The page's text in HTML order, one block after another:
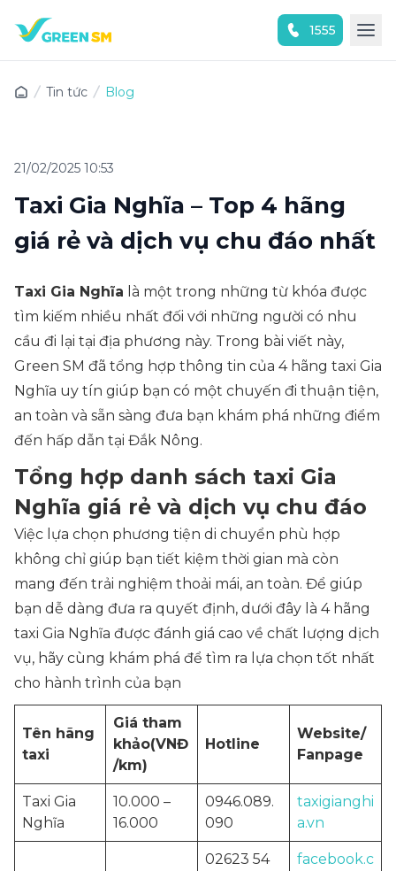
1555
Tin tức Blog
21/02/2025 10:53
Taxi Gia Nghĩa – Top 4 hãng
giá rẻ và dịch vụ chu đáo nhất
Taxi Gia Nghĩa là một trong những từ khóa được
tìm kiếm nhiều nhất đối với những người có nhu
cầu đi lại tại địa phương này. Trong bài viết này,
Green SM đã tổng hợp thông tin của 4 hãng taxi Gia
Nghĩa uy tín giúp bạn có một chuyến đi thuận tiện,
an toàn và sẵn sàng đưa bạn khám phá những điểm
đến hấp dẫn tại Đắk Nông.
Tổng hợp danh sách taxi Gia
Nghĩa giá rẻ và dịch vụ chu đáo
Việc lựa chọn phương tiện di chuyển phù hợp
không chỉ giúp bạn tiết kiệm thời gian mà còn
mang đến trải nghiệm thoải mái, an toàn. Để giúp
bạn dễ dàng đưa ra quyết định, dưới đây là 4 hãng
taxi Gia Nghĩa được đánh giá cao về chất lượng dịch
vụ, hãy cùng khám phá để tìm ra lựa chọn tốt nhất
cho hành trình của bạn
Tên hãng
taxi
Giá tham
khảo(VNĐ
/km)
Hotline
Website/
Fanpage
Taxi Gia
Nghĩa
10.000 –
16.000
0946.089.
090
taxigianghi
a.vn
02623 54
facebook.c